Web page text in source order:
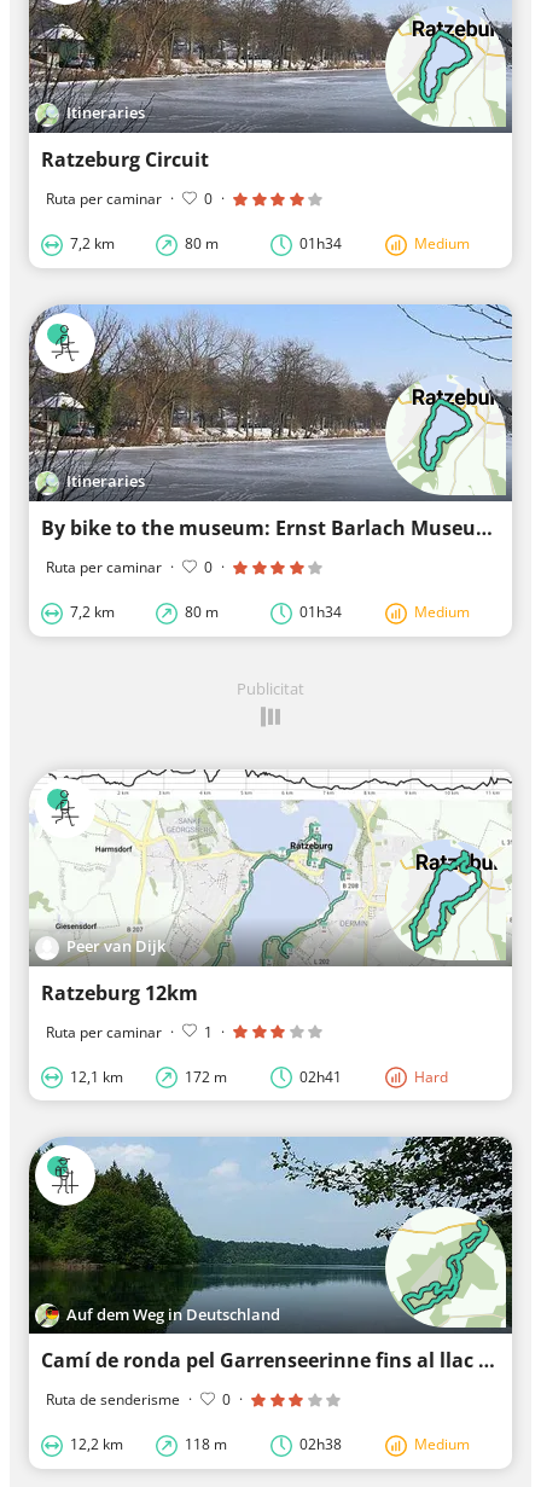
Itineraries
Ratzeburg Circuit
Ruta per caminar · 0 ·
7,2 km 80 m 01h34 Medium
Itineraries
By bike to the museum: Ernst Barlach Museum Ratzeburg
Ruta per caminar · 0 ·
7,2 km 80 m 01h34 Medium
Publicitat
Peer van Dijk
Ratzeburg 12km
Ruta per caminar · 1 ·
12,1 km 172 m 02h41 Hard
Auf dem Weg in Deutschland
Camí de ronda pel Garrenseerinne fins al llac de Salemer.
Ruta de senderisme · 0 ·
12,2 km 118 m 02h38 Medium